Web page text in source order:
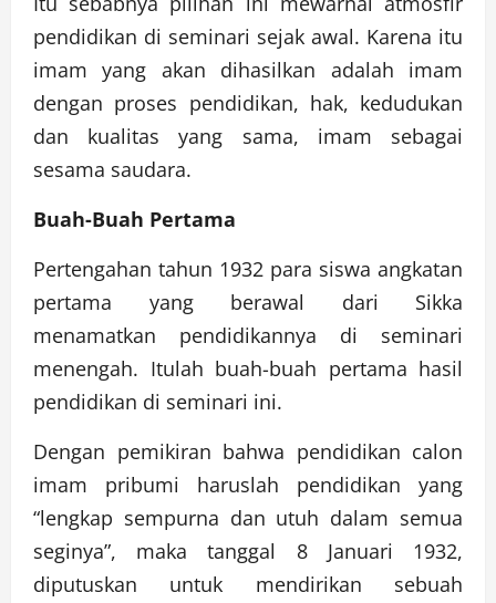
pendidikan di seminari sejak awal. Karena itu
imam yang akan dihasilkan adalah imam
dengan proses pendidikan, hak, kedudukan
dan kualitas yang sama, imam sebagai
sesama saudara.
Buah-Buah Pertama
Pertengahan tahun 1932 para siswa angkatan
pertama yang berawal dari Sikka
menamatkan pendidikannya di seminari
menengah. Itulah buah-buah pertama hasil
pendidikan di seminari ini.
Dengan pemikiran bahwa pendidikan calon
imam pribumi haruslah pendidikan yang
“lengkap sempurna dan utuh dalam semua
seginya”, maka tanggal 8 Januari 1932,
diputuskan untuk mendirikan sebuah